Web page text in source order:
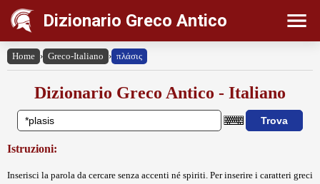
Dizionario Greco Antico
Home › Greco-Italiano › πλάσις
Dizionario Greco Antico - Italiano
Istruzioni:
Inserisci la parola da cercare senza accenti né spiriti. Per inserire i caratteri greci